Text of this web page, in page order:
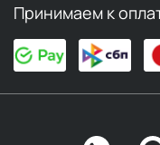
Принимаем к